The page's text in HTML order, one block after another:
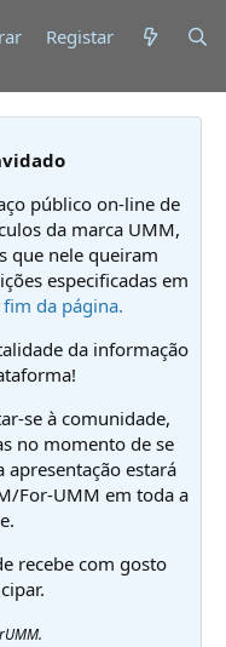
Registar
público on-line de
da marca UMM,
que nele queiram
especificadas em
fim da página.
da informação
se à comunidade,
no momento de se
apresentação estará
For-UMM em toda a
recebe com gosto